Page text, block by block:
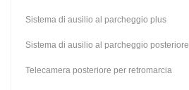
Sistema di ausilio al parcheggio plus
Sistema di ausilio al parcheggio posteriore
Telecamera posteriore per retromarcia